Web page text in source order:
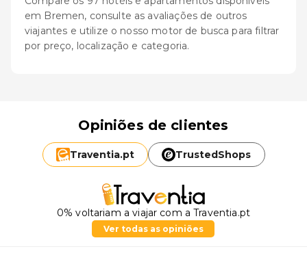
em Bremen, consulte as avaliações de outros
viajantes e utilize o nosso motor de busca para filtrar
por preço, localização e categoria.
Opiniões de clientes
Traventia.pt TrustedShops
0% voltariam a viajar com a Traventia.pt
Ver todas as opiniões